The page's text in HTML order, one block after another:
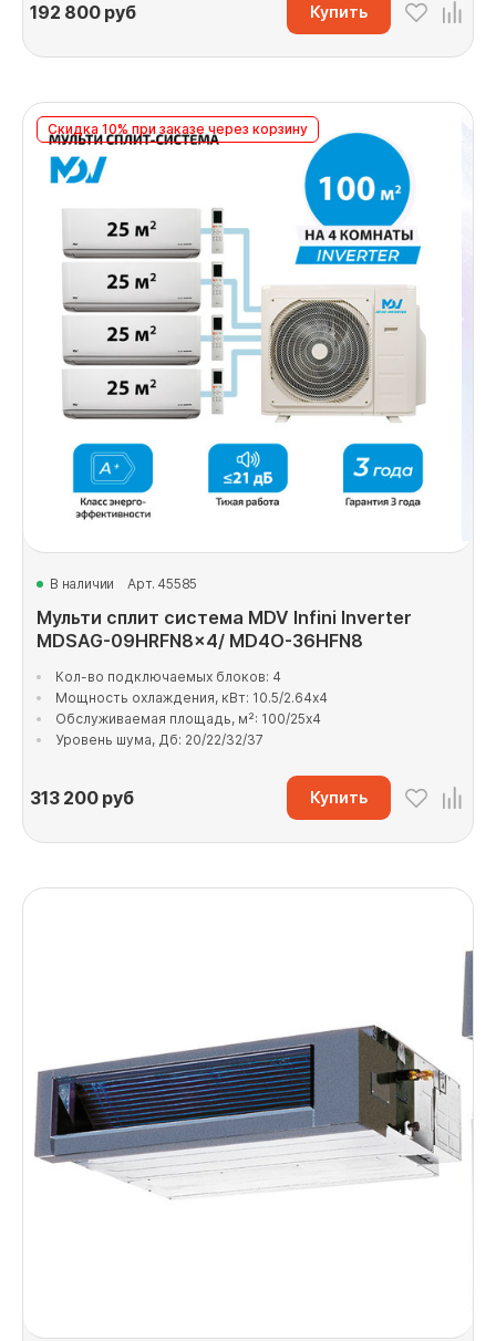
192 800руб Купить
Скидка 10% при заказе через корзину
В наличии Арт. 45585
Мульти сплит система MDV Infini Inverter
MDSAG-09HRFN8x4/ MD4O-36HFN8
Кол-во подключаемых блоков: 4
Мощность охлаждения, кВт: 10.5/2.64x4
Обслуживаемая площадь, м²: 100/25x4
Уровень шума, Дб: 20/22/32/37
313 200руб Купить